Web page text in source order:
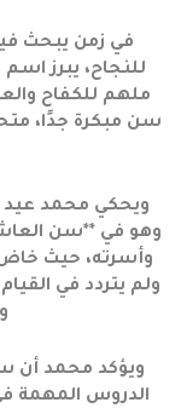
في زمن يبحث
للنجاح، يبرز
ملهم للكفاح
سن مبكرة جدًا،
ويحكي محمد عيد
وهو في **سن
وأسرته، حيث خاض
ولم يتردد في
ويؤكد محمد أن
الدروس المهمة في